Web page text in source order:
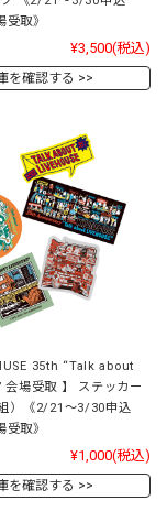
取》
¥3,500(税込)
を確認する
35th “Talk about
会場受取 】 ステッカー
）《2/21～3/30申込
取》
¥1,000(税込)
を確認する